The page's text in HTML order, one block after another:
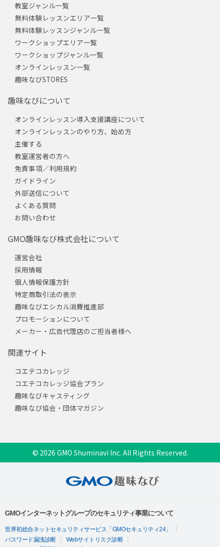
教室ジャンル一覧
無料体験レッスンエリア一覧
無料体験レッスンジャンル一覧
ワークショップエリア一覧
ワークショップジャンル一覧
オンラインレッスン一覧
趣味なびSTORES
趣味なびについて
オンラインレッスン導入支援講座について
オンラインレッスンのやり方、始め方
主催する
教室運営者の方へ
免責事項／利用規約
ガイドライン
外部送信について
よくある質問
お問い合わせ
GMO趣味なび株式会社について
運営会社
採用情報
個人情報保護方針
特定商取引法の表示
趣味なびエシカル消費推進部
プロモーションについて
メーカー・広告代理店のご担当者様へ
関連サイト
コエテコカレッジ
コエテコカレッジ協会プラン
趣味なびキャスティング
趣味なび協会・団体マガジン
© 2026 GMO Shuminavi Inc. All Rights Reserved.